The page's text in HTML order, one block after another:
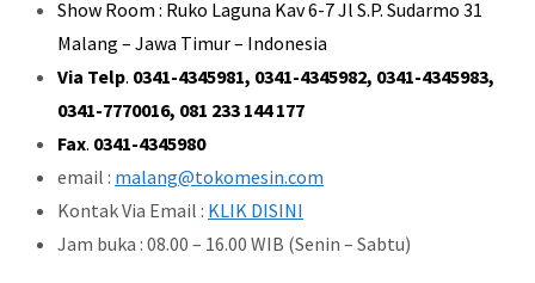
Show Room : Ruko Laguna Kav 6-7 Jl S.P. Sudarmo 31
Malang – Jawa Timur – Indonesia
Via Telp. 0341-4345981, 0341-4345982, 0341-4345983,
0341-7770016, 081 233 144 177
Fax. 0341-4345980
email : malang@tokomesin.com
Kontak Via Email : KLIK DISINI
Jam buka : 08.00 – 16.00 WIB (Senin – Sabtu)